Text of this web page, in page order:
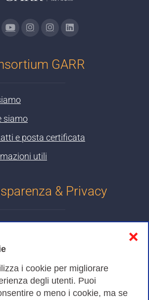
i cookie per migliorare
degli utenti. Puoi
o meno i cookie, ma se
❌
GARR
siamo
e posta certificata
utili
& Privacy
Policy
trasparente
di Gara